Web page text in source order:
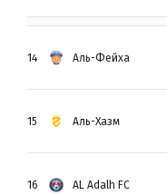
14 Аль-Фейха
15 Аль-Хазм
16 AL Adalh FC